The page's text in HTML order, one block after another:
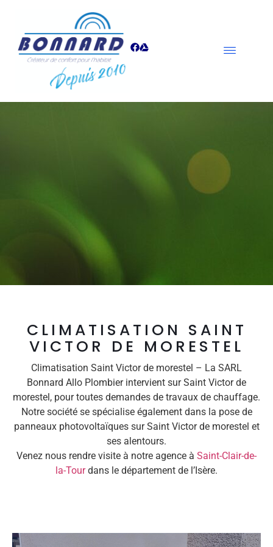
CLIMATISATION SAINT
VICTOR DE MORESTEL
Climatisation Saint Victor de morestel – La SARL
Bonnard Allo Plombier intervient sur Saint Victor de
morestel, pour toutes demandes de travaux de chauffage.
Notre société se spécialise également dans la pose de
panneaux photovoltaïques sur Saint Victor de morestel et
ses alentours.
Venez nous rendre visite à notre agence à Saint-Clair-de-
la-Tourdans le département de l’Isère.